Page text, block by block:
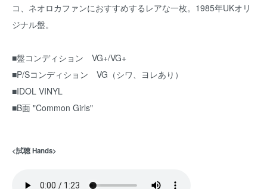
コ、ネオロカファンにおすすめするレアな一枚。1985年UKオリ
ジナル盤。
■盤コンディション VG+/VG+
■P/Sコンディション VG（シワ、ヨレあり）
■IDOL VINYL
■B面 "Common Girls"
<試聴 Hands>